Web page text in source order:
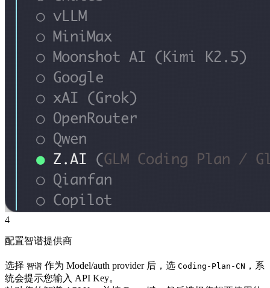
4
配置智谱提供商
选择 智谱 作为 Model/auth provider 后，选 Coding-Plan-CN ，系
统会提示您输入 API Key。